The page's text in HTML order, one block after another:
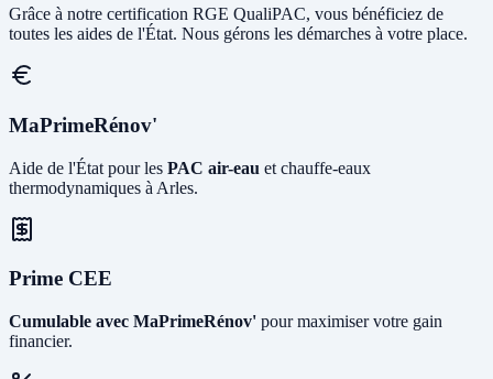
Grâce à notre certification RGE QualiPAC, vous bénéficiez de
toutes les aides de l'État. Nous gérons les démarches à votre place.
MaPrimeRénov'
Aide de l'État pour les PAC air-eau et chauffe-eaux
thermodynamiques à Arles.
Prime CEE
Cumulable avec MaPrimeRénov' pour maximiser votre gain
financier.